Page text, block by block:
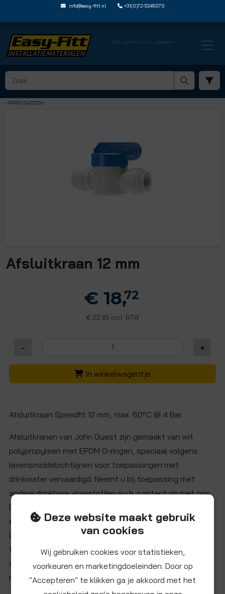
info@easy-fitt.nl +31(0)72-5345070
Ons kantoor is nu gesloten
HOME › KOGELKRANEN › KOGELKRANEN MET JOHN GUEST STEEKVERBINDING
› PPMSV041212W
Afsluitkraan 12 mm
€ 18,72
€ 22,65 incl. BTW
- +
In winkelwagentje
Afsluitkraan Speedfit 12 mm, max. 60ºC @ 4 Bar.
Afsluitkranen van John Guest zijn gemaakt van wit
polypropyleen met EPDM O-ringen, speciaal volgens
levensmiddelrichtlijnen voor toepassingen met
drinkwater vervaardigd. Neemt u bij toepassing met
andere drinkbare vloeistoffen a.u.b. contact op met ons.
De afsluitkranen zijn
explosieve gassen, petroleum of andere vloeistoffen en
in verwarmingssystemen of soortgelijke
toepassingsgebieden. De afsluitkraan dient gebruikt te
worden in een volledig "open" of "gesloten" stand (dus
niet als doorstroombegrenzer).
Deze website maakt gebruik
van cookies
Wij gebruiken cookies voor statistieken,
voorkeuren en marketingdoeleinden. Door op
"Accepteren" te klikken ga je akkoord met het